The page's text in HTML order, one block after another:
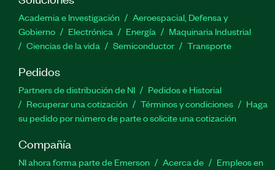
Academia e Investigación
Aeroespacial, Defensa y
Gobierno
Electrónica Energía
Maquinaria Industrial
Ciencias de la vida
Semiconductor Transporte
Pedidos
Partners de distribución de NI
Pedidos e Historial
Recuperar una cotización
Términos y condiciones
Haga
su pedido por número de parte o solicite una cotización
Compañía
NI ahora forma parte de Emerson Acerca de
Empleos en